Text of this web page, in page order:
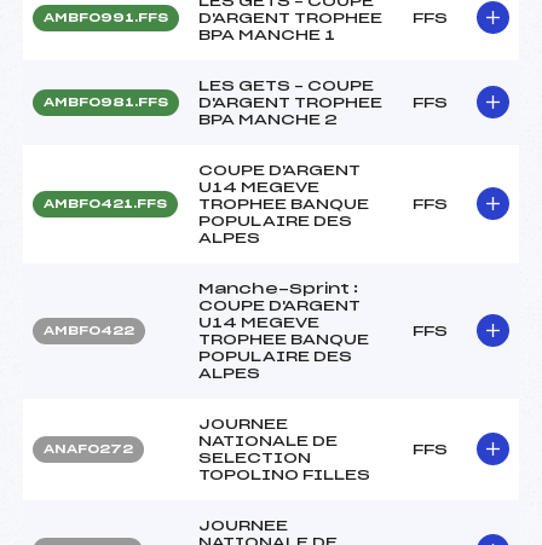
AMBF0991.FFS
D'ARGENT TROPHEE
BPA MANCHE 1
FFS
AMBF0981.FFS
LES GETS – COUPE
D'ARGENT TROPHEE
BPA MANCHE 2
FFS
AMBF0421.FFS
COUPE D'ARGENT
U14 MEGEVE
TROPHEE BANQUE
POPULAIRE DES
ALPES
FFS
AMBF0422
Manche-Sprint :
COUPE D'ARGENT
U14 MEGEVE
TROPHEE BANQUE
POPULAIRE DES
ALPES
FFS
ANAF0272
JOURNEE
NATIONALE DE
SELECTION
TOPOLINO FILLES
FFS
JOURNEE
NATIONALE DE